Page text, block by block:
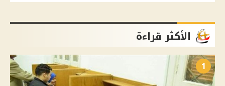
الأكثر قراءة
1